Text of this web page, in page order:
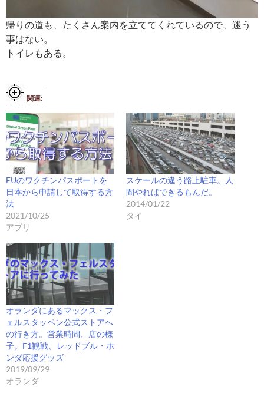
帰りの道も、たくさん案内を立ててくれているので、迷う
事はない。
トイレもある。
関連
EUのワクチンパスポートを
日本から申請して取得する方
法
2021/10/25
アプリ
スケールの違う路上駐車。人
間やればできるもんだ。
2014/01/22
タイ
オランダにあるマックス・フ
ェルスタッペン公式ストアへ
の行き方。営業時間、店の様
子。F1観戦、レッドブル・ホ
ンダ応援グッズ
2019/09/29
オランダ